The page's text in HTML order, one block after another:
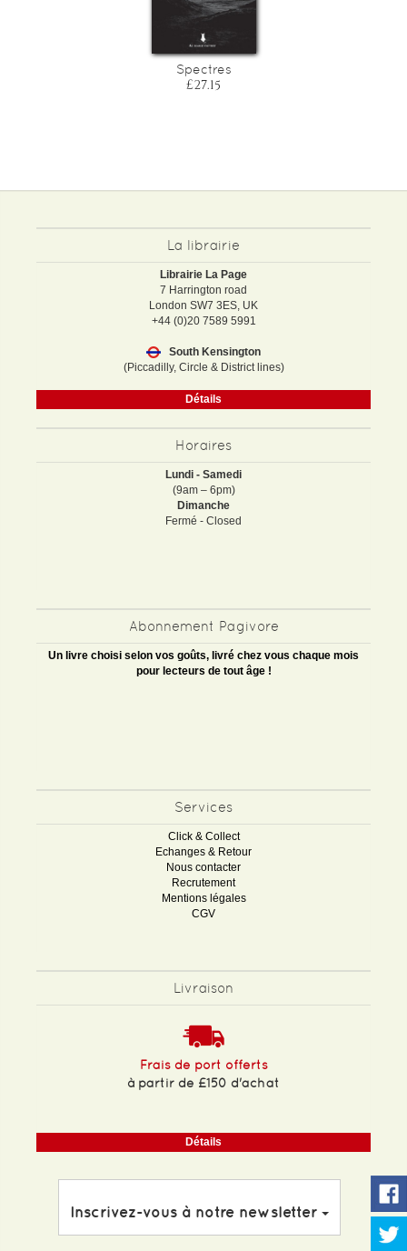
Spectres
£27.15
La librairie
Librairie La Page
7 Harrington road
London SW7 3ES, UK
+44 (0)20 7589 5991
South Kensington
(Piccadilly, Circle & District lines)
Détails
Horaires
Lundi - Samedi
(9am – 6pm)
Dimanche
Fermé - Closed
Abonnement Pagivore
Un livre choisi selon vos goûts, livré chez vous chaque mois
pour lecteurs de tout âge !
Services
Click & Collect
Echanges & Retour
Nous contacter
Recrutement
Mentions légales
CGV
Livraison
Frais de port offerts
à partir de £150 d'achat
Détails
Inscrivez-vous à notre newsletter